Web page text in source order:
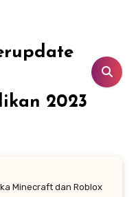
2023
Minecraft dan Roblox